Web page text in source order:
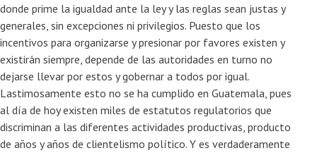
donde prime la igualdad ante la ley y las reglas sean justas y
generales, sin excepciones ni privilegios. Puesto que los
incentivos para organizarse y presionar por favores existen y
existirán siempre, depende de las autoridades en turno no
dejarse llevar por estos y gobernar a todos por igual.
Lastimosamente esto no se ha cumplido en Guatemala, pues
al día de hoy existen miles de estatutos regulatorios que
discriminan a las diferentes actividades productivas, producto
de años y años de clientelismo político. Y es verdaderamente